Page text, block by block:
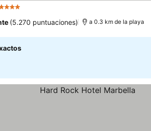
4 Estrellas
(5.270 puntuaciones) a 0.3 km de la playa